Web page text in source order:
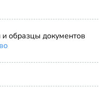
и образцы документов